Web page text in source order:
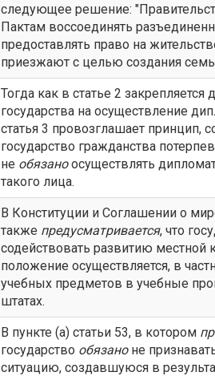
следующее решение:
Пактам воссоединять
предоставлять право на
приезжают с целью создания
Тогда как в статье 2
государства на осуществление
статья 3 провозглашает принцип,
государство гражданства
не обязаноосуществлять
такого лица.
В Конституции и Соглашении о
также предусматривается, что
содействовать развитию местной
положение осуществляется, в
учебных предметов в учебные
штатах.
В пункте (а) статьи 53, в котором
государство обязаноне
ситуацию, создавшуюся в